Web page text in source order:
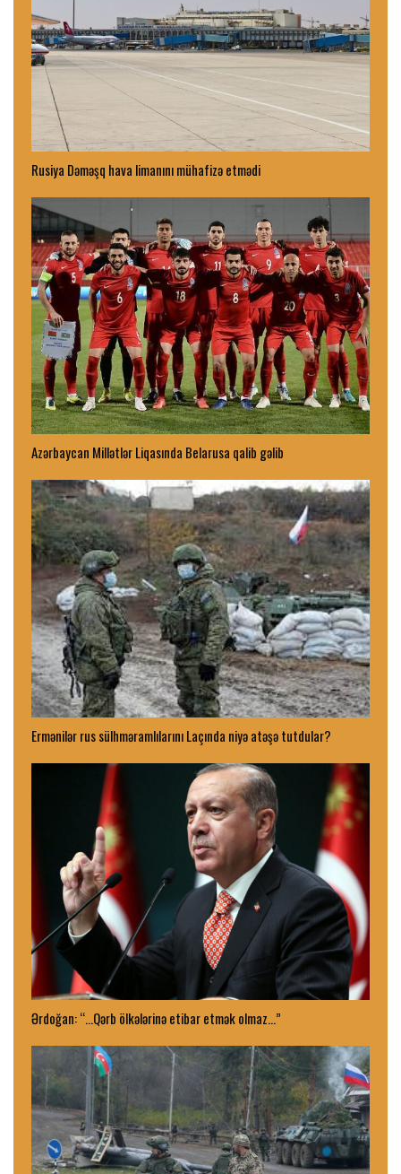
Rusiya Dəməşq hava limanını mühafizə etmədi
Azərbaycan Millətlər Liqasında Belarusa qalib gəlib
Ermənilər rus sülhməramlılarını Laçında niyə atəşə tutdular?
Ərdoğan: “…Qərb ölkələrinə etibar etmək olmaz…”